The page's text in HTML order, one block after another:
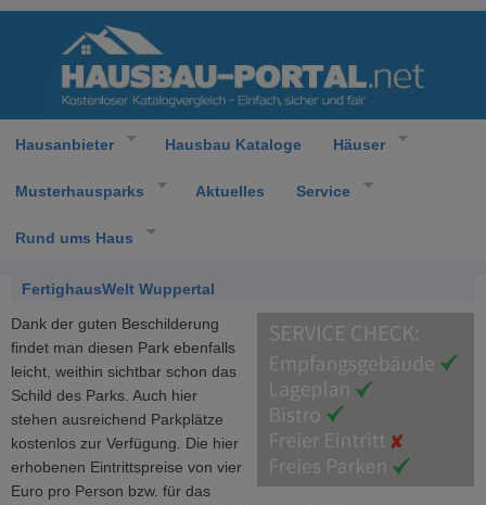
Hausanbieter Hausbau Kataloge Häuser
Musterhausparks Aktuelles Service
Rund ums Haus
FertighausWelt Wuppertal
Dank der guten Beschilderung
findet man diesen Park ebenfalls
leicht, weithin sichtbar schon das
Schild des Parks. Auch hier
stehen ausreichend Parkplätze
kostenlos zur Verfügung. Die hier
erhobenen Eintrittspreise von vier
Euro pro Person bzw. für das